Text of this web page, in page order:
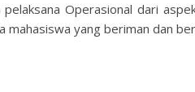
Operasional dari
yang beriman dan